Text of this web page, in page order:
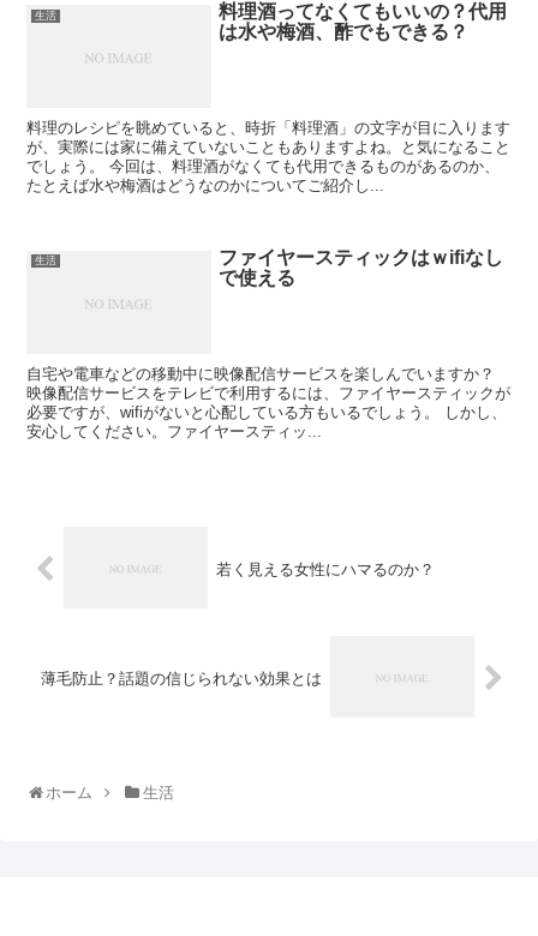
生活
料理酒ってなくてもいいの？代用
は水や梅酒、酢でもできる？
料理のレシピを眺めていると、時折「料理酒」の文字が目に入ります
が、実際には家に備えていないこともありますよね。と気になること
でしょう。 今回は、料理酒がなくても代用できるものがあるのか​​、
たとえば水や梅酒はどうなのかについてご紹介し...
生活
ファイヤースティックはｗifiなし
で使える
自宅や電車などの移動中に映像配信サービスを楽しんでいますか？
映像配信サービスをテレビで利用するには、ファイヤースティックが
必要ですが、wifiがないと心配している方もいるでしょう。 しかし、
安心してください。ファイヤースティッ...
若く見える女性にハマるのか？
薄毛防止？話題の信じられない効果とは
ホーム 生活